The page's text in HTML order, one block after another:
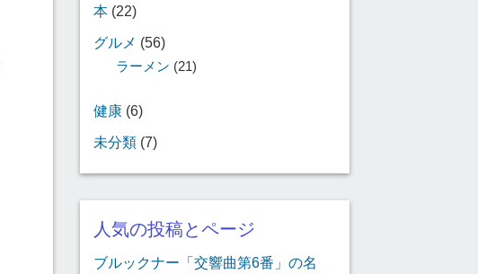
本 (22)
グルメ (56)
ラーメン (21)
健康 (6)
未分類 (7)
人気の投稿とページ
ブルックナー「交響曲第6番」の名